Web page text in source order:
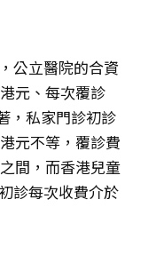
公立醫院的合資
元、每次覆診
，私家門診初診
元不等，覆診費
間，而香港兒童
診每次收費介於